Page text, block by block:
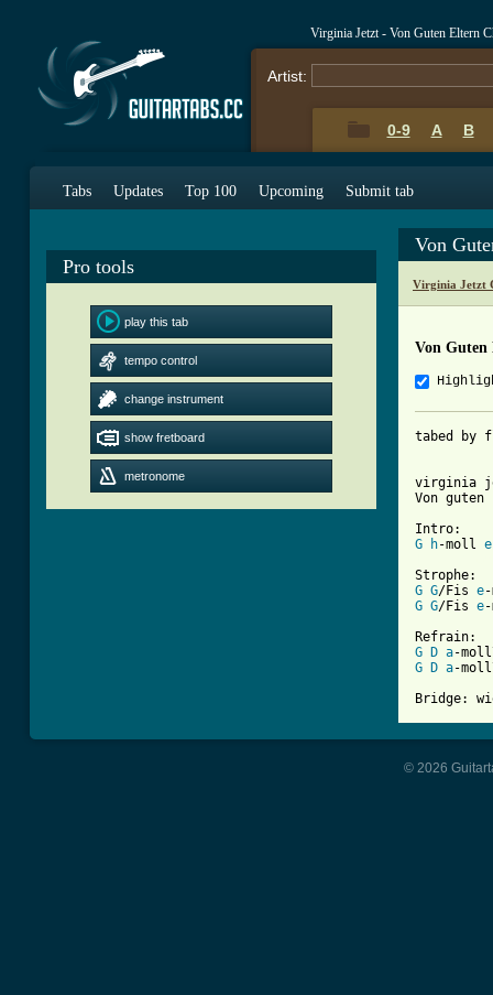
Virginia Jetzt - Von Guten Eltern
Artist:
0-9 A B
Tabs Updates Top 100 Upcoming Submit tab
Pro tools
play this tab
tempo control
change instrument
show fretboard
metronome
Von
Virginia Jetzt
Von Guten
tabed by
virginia
Von
G
h-moll e
G G/Fis e
G G/Fis e
G
D a-
G
D a-
Bridge:
© 2026